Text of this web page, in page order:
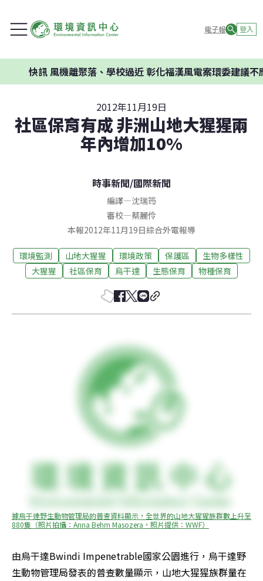
電子報 登入
快訊風機離聚落、學校過近 彰化福漢風電案環委建議不應
2012年11月19日
社區保育有成 非洲山地大猩猩兩
年內增加10%
時事新聞/國際新聞
編譯—沈瑞筠
審校—蔡麗伶
本報2012年11月19日綜合外電報導
環境監測 山地大猩猩 環境政策 保護區
生物多樣性
大猩猩
社區保育 烏干達 生態保育 物種保育
據烏干達野生動物管理局的普查資料顯示，全世界的山地大猩猩族群數上升至
880隻（照片拍攝：Anna Behm Masozera，照片提供：WWF）
由烏干達Bwindi Impenetrable國家公園進行，烏干達野
生動物管理局發表的普查數量顯示，山地大猩猩族群量在